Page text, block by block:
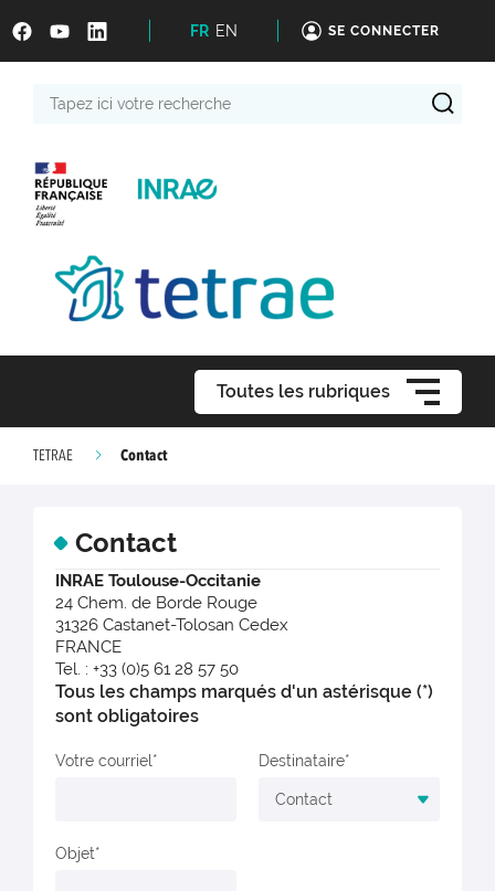
FR EN SE CONNECTER
Toutes les rubriques
TETRAE Contact
Contact
INRAE Toulouse-Occitanie
24 Chem. de Borde Rouge
31326 Castanet-Tolosan Cedex
FRANCE
Tel. : +33 (0)5 61 28 57 50
Tous les champs marqués d'un astérisque (*)
sont obligatoires
Votre courriel Destinataire
Objet